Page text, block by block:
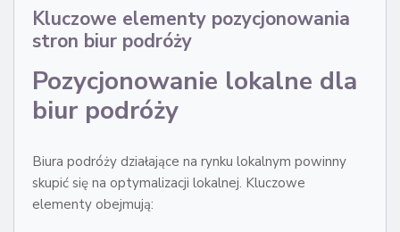
Kluczowe elementy pozycjonowania
stron biur podróży
Pozycjonowanie lokalne dla
biur podróży
Biura podróży działające na rynku lokalnym powinny
skupić się na optymalizacji lokalnej. Kluczowe
elementy obejmują: